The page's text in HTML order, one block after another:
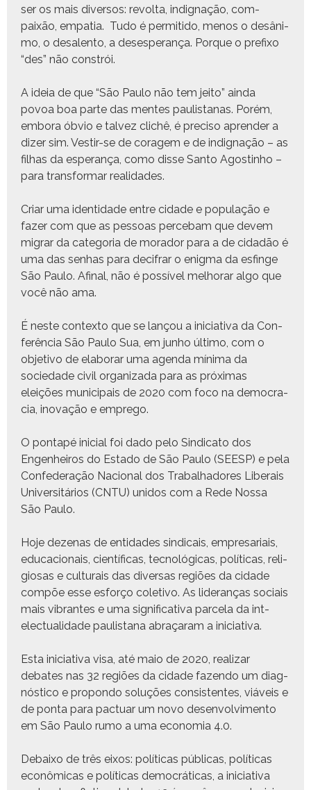
ser os mais diver­sos: revol­ta, indig­nação, com­
paixão, empa­tia. Tudo é per­mi­ti­do, menos o desân­i­
mo, o desalen­to, a deses­per­ança. Porque o pre­fixo
“des” não constrói.
A ideia de que “São Paulo não tem jeito” ain­da
povoa boa parte das mentes paulis­tanas. Porém,
emb­o­ra óbvio e talvez clichê, é pre­ciso apren­der a
diz­er sim. Vestir-se de cor­agem e de indig­nação – as
fil­has da esper­ança, como disse San­to Agostin­ho –
para trans­for­mar realidades.
Cri­ar uma iden­ti­dade entre cidade e pop­u­lação e
faz­er com que as pes­soas perce­bam que devem
migrar da cat­e­go­ria de morador para a de cidadão é
uma das sen­has para decifrar o enig­ma da esfin­ge
São Paulo. Afi­nal, não é pos­sív­el mel­ho­rar algo que
você não ama.
É neste con­tex­to que se lançou a ini­cia­ti­va da Con­
fer­ên­cia São Paulo Sua, em jun­ho últi­mo, com o
obje­ti­vo de elab­o­rar uma agen­da mín­i­ma da
sociedade civ­il orga­ni­za­da para as próx­i­mas
eleições munic­i­pais de 2020 com foco na democ­ra­
cia, ino­vação e emprego.
O pon­tapé ini­cial foi dado pelo Sindi­ca­to dos
Engen­heiros do Esta­do de São Paulo (SEESP) e pela
Con­fed­er­ação Nacional dos Tra­bal­hadores Lib­erais
Uni­ver­sitários (CNTU) unidos com a Rede Nos­sa
São Paulo.
Hoje dezenas de enti­dades sindi­cais, empre­sari­ais,
edu­ca­cionais, cien­tí­fi­cas, tec­nológ­i­cas, políti­cas, reli­
giosas e cul­tur­ais das diver­sas regiões da cidade
com­põe esse esforço cole­ti­vo. As lid­er­anças soci­ais
mais vibrantes e uma sig­ni­fica­ti­va parcela da int­
elec­tu­al­i­dade paulis­tana abraçaram a iniciativa.
Esta ini­cia­ti­va visa, até maio de 2020, realizar
debates nas 32 regiões da cidade fazen­do um diag­
nós­ti­co e pro­pon­do soluções con­sis­tentes, viáveis e
de pon­ta para pactu­ar um novo desen­volvi­men­to
em São Paulo rumo a uma econo­mia 4.0.
Debaixo de três eixos: políti­cas públi­cas, políti­cas
econômi­cas e políti­cas democráti­cas, a ini­cia­ti­va